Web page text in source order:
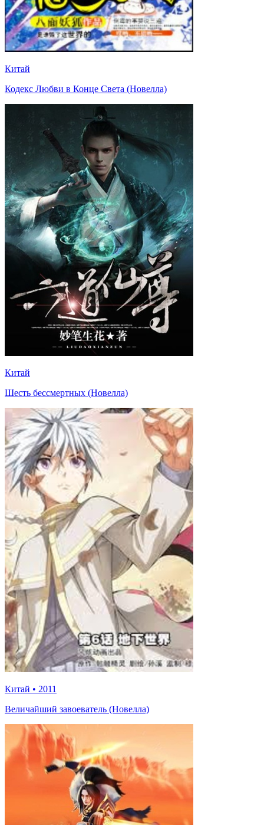
Китай
Кодекс Любви в Конце Света (Новелла)
Китай
Шесть бессмертных (Новелла)
Китай • 2011
Величайший завоеватель (Новелла)